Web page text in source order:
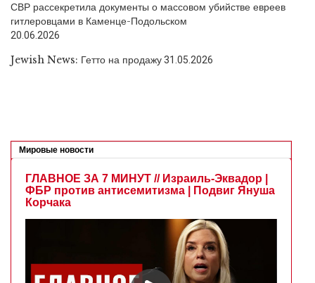
СВР рассекретила документы о массовом убийстве евреев
гитлеровцами в Каменце-Подольском
20.06.2026
Jewish News: Гетто на продажу31.05.2026